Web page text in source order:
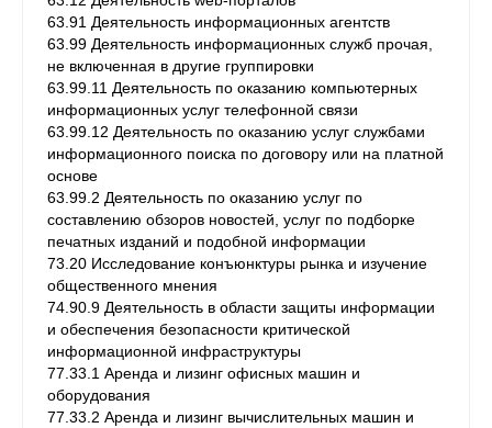
63.91 Деятельность информационных агентств
63.99 Деятельность информационных служб прочая,
не включенная в другие группировки
63.99.11 Деятельность по оказанию компьютерных
информационных услуг телефонной связи
63.99.12 Деятельность по оказанию услуг службами
информационного поиска по договору или на платной
основе
63.99.2 Деятельность по оказанию услуг по
составлению обзоров новостей, услуг по подборке
печатных изданий и подобной информации
73.20 Исследование конъюнктуры рынка и изучение
общественного мнения
74.90.9 Деятельность в области защиты информации
и обеспечения безопасности критической
информационной инфраструктуры
77.33.1 Аренда и лизинг офисных машин и
оборудования
77.33.2 Аренда и лизинг вычислительных машин и